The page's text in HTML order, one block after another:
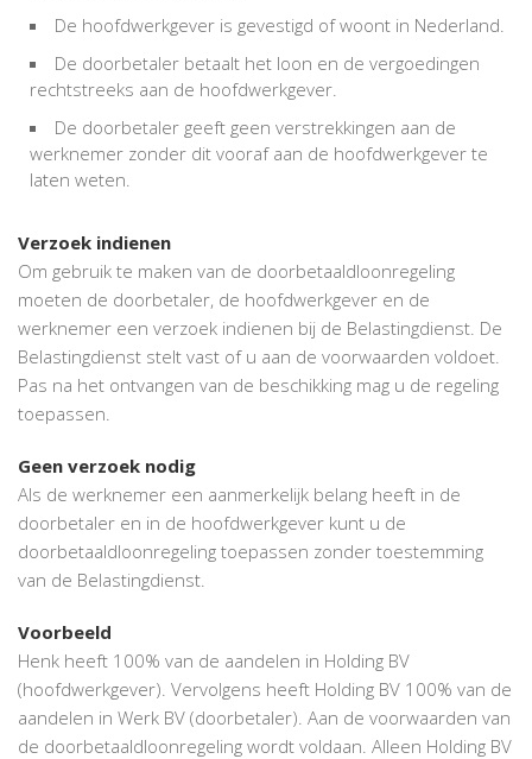
De hoofdwerkgever is gevestigd of woont in Nederland.
De doorbetaler betaalt het loon en de vergoedingen
rechtstreeks aan de hoofdwerkgever.
De doorbetaler geeft geen verstrekkingen aan de
werknemer zonder dit vooraf aan de hoofdwerkgever te
laten weten.
Verzoek indienen
Om gebruik te maken van de doorbetaaldloonregeling
moeten de doorbetaler, de hoofdwerkgever en de
werknemer een verzoek indienen bij de Belastingdienst. De
Belastingdienst stelt vast of u aan de voorwaarden voldoet.
Pas na het ontvangen van de beschikking mag u de regeling
toepassen.
Geen verzoek nodig
Als de werknemer een aanmerkelijk belang heeft in de
doorbetaler en in de hoofdwerkgever kunt u de
doorbetaaldloonregeling toepassen zonder toestemming
van de Belastingdienst.
Voorbeeld
Henk heeft 100% van de aandelen in Holding BV
(hoofdwerkgever). Vervolgens heeft Holding BV 100% van de
aandelen in Werk BV (doorbetaler). Aan de voorwaarden van
de doorbetaaldloonregeling wordt voldaan. Alleen Holding BV